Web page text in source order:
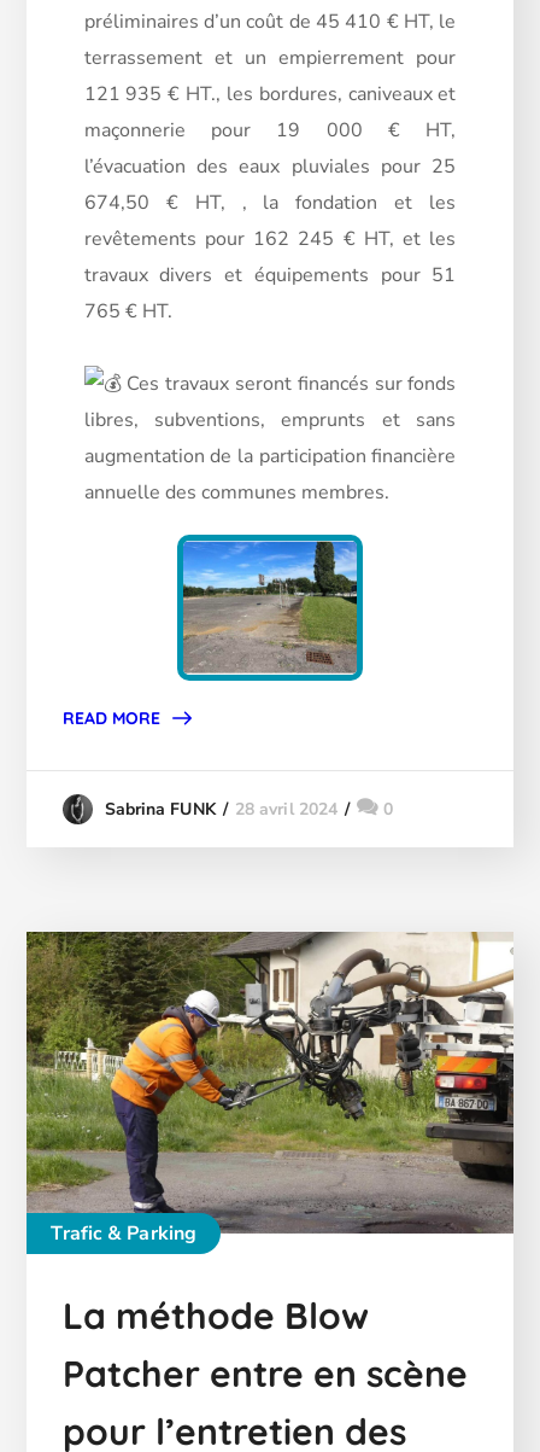
préliminaires d’un coût de 45 410 € HT, le
terrassement et un empierrement pour
121 935 € HT., les bordures, caniveaux et
maçonnerie pour 19 000 € HT,
l’évacuation des eaux pluviales pour 25
674,50 € HT, , la fondation et les
revêtements pour 162 245 € HT, et les
travaux divers et équipements pour 51
765 € HT.
Ces travaux seront financés sur fonds
libres, subventions, emprunts et sans
augmentation de la participation financière
annuelle des communes membres.
READ MORE
Sabrina FUNK 28 avril 2024 0
Trafic & Parking
La méthode Blow
Patcher entre en scène
pour l’entretien des